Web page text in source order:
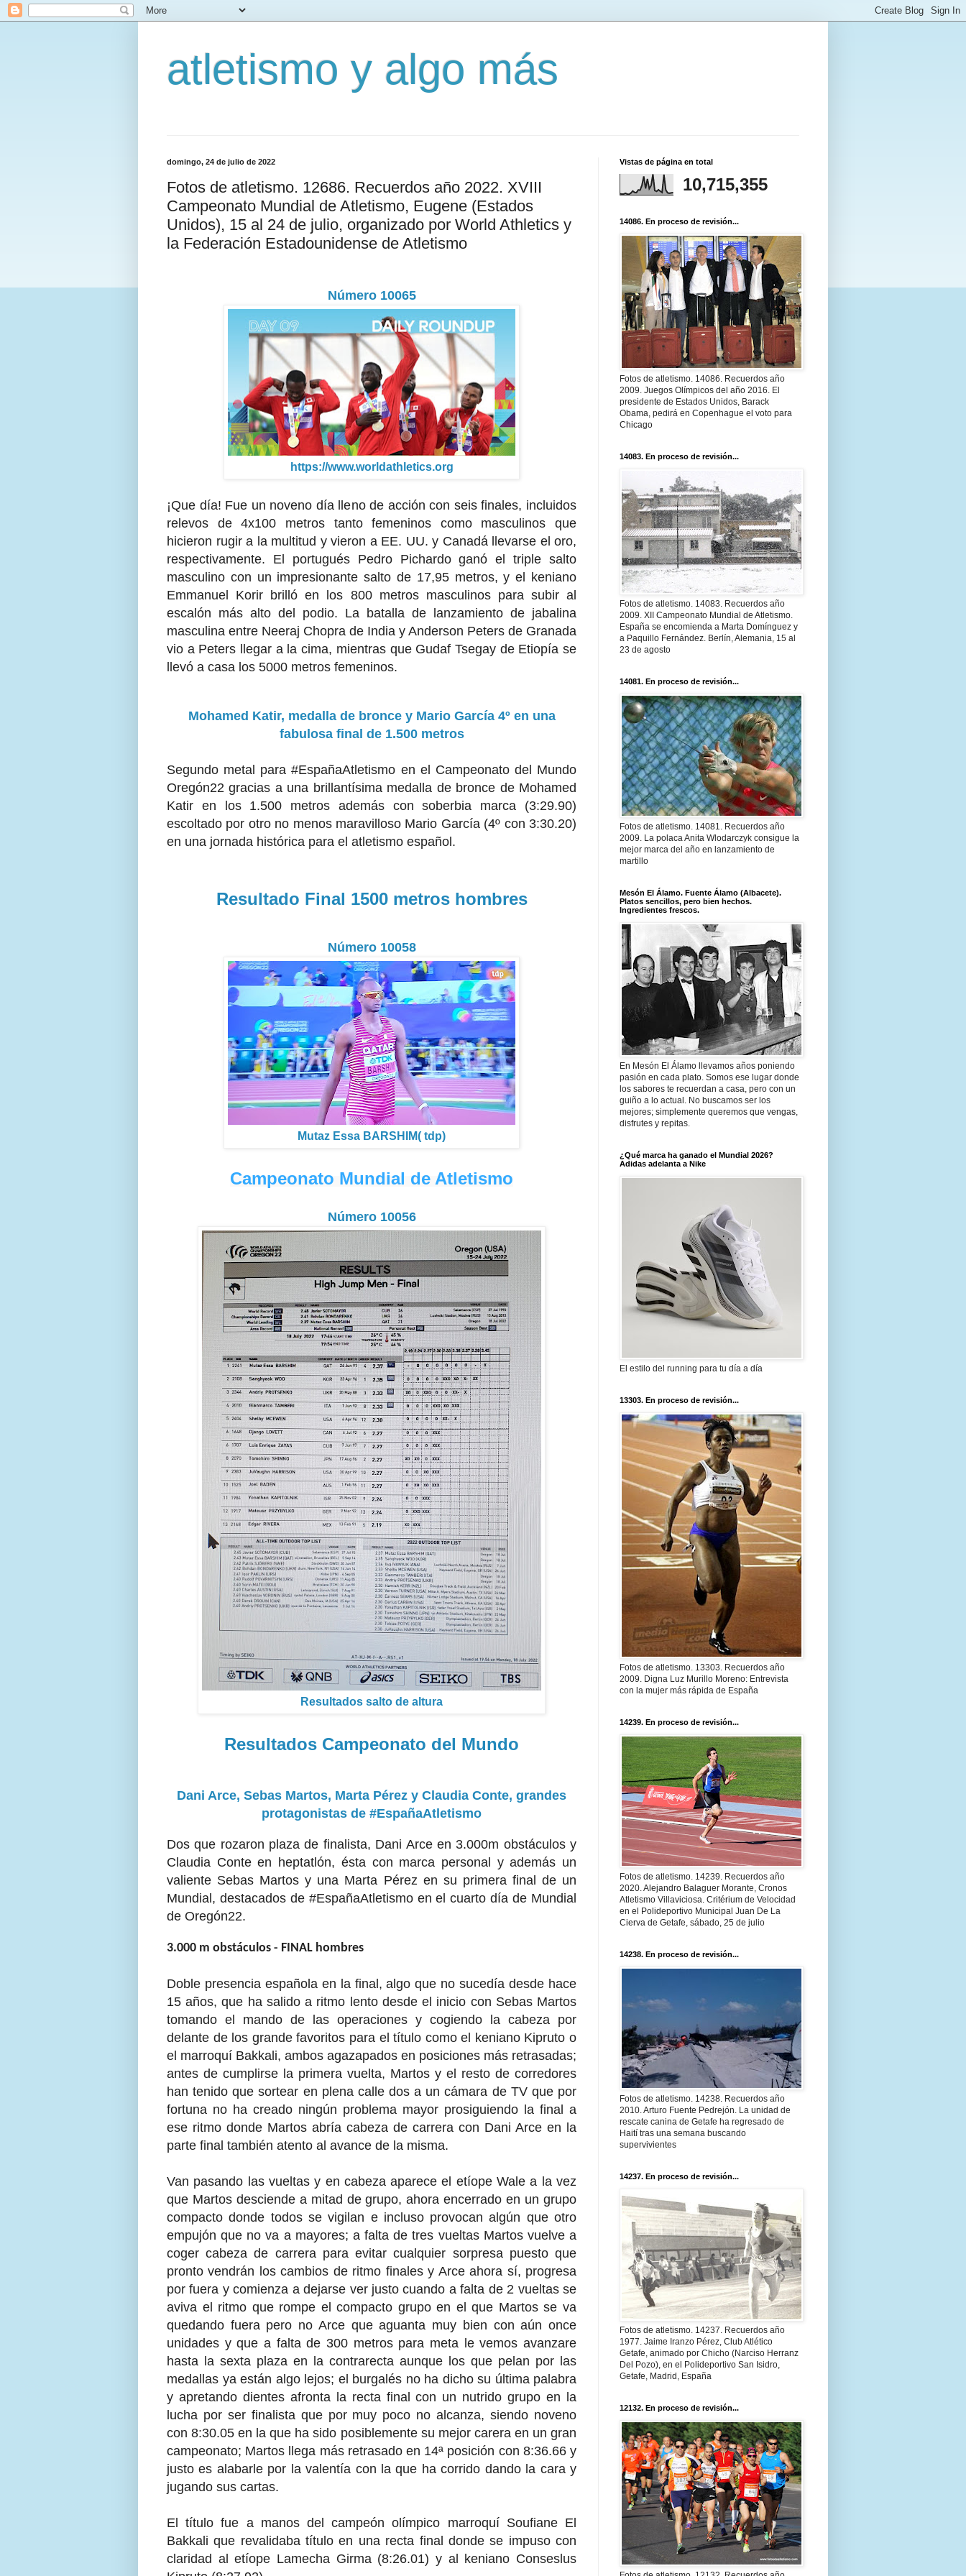
atletismo y algo más
domingo, 24 de julio de 2022
Fotos de atletismo. 12686. Recuerdos año 2022. XVIII
Campeonato Mundial de Atletismo, Eugene (Estados
Unidos), 15 al 24 de julio, organizado por World Athletics y
la Federación Estadounidense de Atletismo
Número 10065
https://www.worldathletics.org
¡Que día! Fue un noveno día lleno de acción con seis finales, incluidos
relevos de 4x100 metros tanto femeninos como masculinos que
hicieron rugir a la multitud y vieron a EE. UU. y Canadá llevarse el oro,
respectivamente. El portugués Pedro Pichardo ganó el triple salto
masculino con un impresionante salto de 17,95 metros, y el keniano
Emmanuel Korir brilló en los 800 metros masculinos para subir al
escalón más alto del podio. La batalla de lanzamiento de jabalina
masculina entre Neeraj Chopra de India y Anderson Peters de Granada
vio a Peters llegar a la cima, mientras que Gudaf Tsegay de Etiopía se
llevó a casa los 5000 metros femeninos.
Mohamed Katir, medalla de bronce y Mario García 4º en una
fabulosa final de 1.500 metros
Segundo metal para #EspañaAtletismo en el Campeonato del Mundo
Oregón22 gracias a una brillantísima medalla de bronce de Mohamed
Katir en los 1.500 metros además con soberbia marca (3:29.90)
escoltado por otro no menos maravilloso Mario García (4º con 3:30.20)
en una jornada histórica para el atletismo español.
Resultado Final 1500 metros hombres
Número 10058
Mutaz Essa BARSHIM( tdp)
Campeonato Mundial de Atletismo
Número 10056
Resultados salto de altura
Resultados Campeonato del Mundo
Dani Arce, Sebas Martos, Marta Pérez y Claudia Conte, grandes
protagonistas de #EspañaAtletismo
Dos que rozaron plaza de finalista, Dani Arce en 3.000m obstáculos y
Claudia Conte en heptatlón, ésta con marca personal y además un
valiente Sebas Martos y una Marta Pérez en su primera final de un
Mundial, destacados de #EspañaAtletismo en el cuarto día de Mundial
de Oregón22.
3.000 m obstáculos - FINAL hombres
Doble presencia española en la final, algo que no sucedía desde hace
15 años, que ha salido a ritmo lento desde el inicio con Sebas Martos
tomando el mando de las operaciones y cogiendo la cabeza por
delante de los grande favoritos para el título como el keniano Kipruto o
el marroquí Bakkali, ambos agazapados en posiciones más retrasadas;
antes de cumplirse la primera vuelta, Martos y el resto de corredores
han tenido que sortear en plena calle dos a un cámara de TV que por
fortuna no ha creado ningún problema mayor prosiguiendo la final a
ese ritmo donde Martos abría cabeza de carrera con Dani Arce en la
parte final también atento al avance de la misma.
Van pasando las vueltas y en cabeza aparece el etíope Wale a la vez
que Martos desciende a mitad de grupo, ahora encerrado en un grupo
compacto donde todos se vigilan e incluso provocan algún que otro
empujón que no va a mayores; a falta de tres vueltas Martos vuelve a
coger cabeza de carrera para evitar cualquier sorpresa puesto que
pronto vendrán los cambios de ritmo finales y Arce ahora sí, progresa
por fuera y comienza a dejarse ver justo cuando a falta de 2 vueltas se
aviva el ritmo que rompe el compacto grupo en el que Martos se va
quedando fuera pero no Arce que aguanta muy bien con aún once
unidades y que a falta de 300 metros para meta le vemos avanzare
hasta la sexta plaza en la contrarecta aunque los que pelan por las
medallas ya están algo lejos; el burgalés no ha dicho su última palabra
y apretando dientes afronta la recta final con un nutrido grupo en la
lucha por ser finalista que por muy poco no alcanza, siendo noveno
con 8:30.05 en la que ha sido posiblemente su mejor carera en un gran
campeonato; Martos llega más retrasado en 14ª posición con 8:36.66 y
justo es alabarle por la valentía con la que ha corrido dando la cara y
jugando sus cartas.
El título fue a manos del campeón olímpico marroquí Soufiane El
Bakkali que revalidaba título en una recta final donde se impuso con
claridad al etíope Lamecha Girma (8:26.01) y al keniano Conseslus
Vistas de página en total
10,715,355
14086. En proceso de revisión...
Fotos de atletismo. 14086. Recuerdos año
2009. Juegos Olímpicos del año 2016. El
presidente de Estados Unidos, Barack
Obama, pedirá en Copenhague el voto para
Chicago
14083. En proceso de revisión...
Fotos de atletismo. 14083. Recuerdos año
2009. XII Campeonato Mundial de Atletismo.
España se encomienda a Marta Domínguez y
a Paquillo Fernández. Berlín, Alemania, 15 al
23 de agosto
14081. En proceso de revisión...
Fotos de atletismo. 14081. Recuerdos año
2009. La polaca Anita Wlodarczyk consigue la
mejor marca del año en lanzamiento de
martillo
Mesón El Álamo. Fuente Álamo (Albacete).
Platos sencillos, pero bien hechos.
Ingredientes frescos.
En Mesón El Álamo llevamos años poniendo
pasión en cada plato. Somos ese lugar donde
los sabores te recuerdan a casa, pero con un
guiño a lo actual. No buscamos ser los
mejores; simplemente queremos que vengas,
disfrutes y repitas.
¿Qué marca ha ganado el Mundial 2026?
Adidas adelanta a Nike
El estilo del running para tu día a día
13303. En proceso de revisión...
Fotos de atletismo. 13303. Recuerdos año
2009. Digna Luz Murillo Moreno: Entrevista
con la mujer más rápida de España
14239. En proceso de revisión...
Fotos de atletismo. 14239. Recuerdos año
2020. Alejandro Balaguer Morante, Cronos
Atletismo Villaviciosa. Critérium de Velocidad
en el Polideportivo Municipal Juan De La
Cierva de Getafe, sábado, 25 de julio
14238. En proceso de revisión...
Fotos de atletismo. 14238. Recuerdos año
2010. Arturo Fuente Pedrejón. La unidad de
rescate canina de Getafe ha regresado de
Haití tras una semana buscando
supervivientes
14237. En proceso de revisión...
Fotos de atletismo. 14237. Recuerdos año
1977. Jaime Iranzo Pérez, Club Atlético
Getafe, animado por Chicho (Narciso Herranz
Del Pozo), en el Polideportivo San Isidro,
Getafe, Madrid, España
12132. En proceso de revisión...